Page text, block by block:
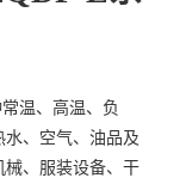
温、高温、负
、空气、油品及
械、服装设备、干